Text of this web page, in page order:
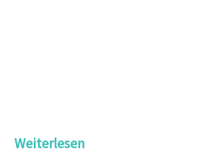
Weiterlesen